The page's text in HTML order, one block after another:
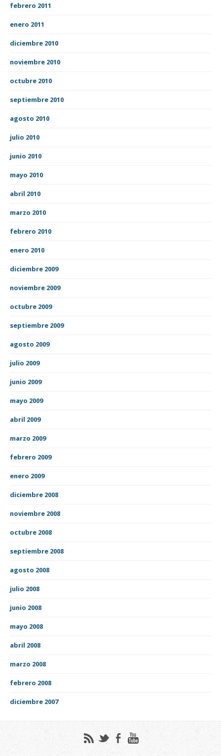
febrero 2011
enero 2011
diciembre 2010
noviembre 2010
octubre 2010
septiembre 2010
agosto 2010
julio 2010
junio 2010
mayo 2010
abril 2010
marzo 2010
febrero 2010
enero 2010
diciembre 2009
noviembre 2009
octubre 2009
septiembre 2009
agosto 2009
julio 2009
junio 2009
mayo 2009
abril 2009
marzo 2009
febrero 2009
enero 2009
diciembre 2008
noviembre 2008
octubre 2008
septiembre 2008
agosto 2008
julio 2008
junio 2008
mayo 2008
abril 2008
marzo 2008
febrero 2008
diciembre 2007